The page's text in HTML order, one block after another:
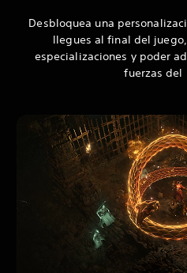
Desbloquea una
llegues al final del
especializaciones y poder
fuerzas del